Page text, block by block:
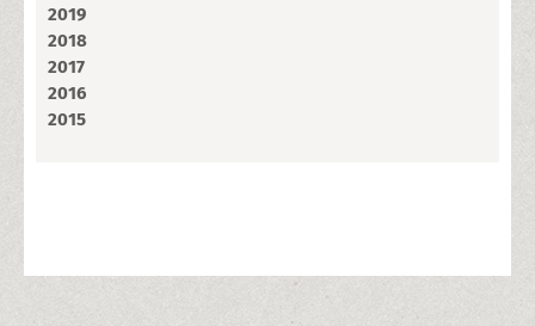
2019
2018
2017
2016
2015